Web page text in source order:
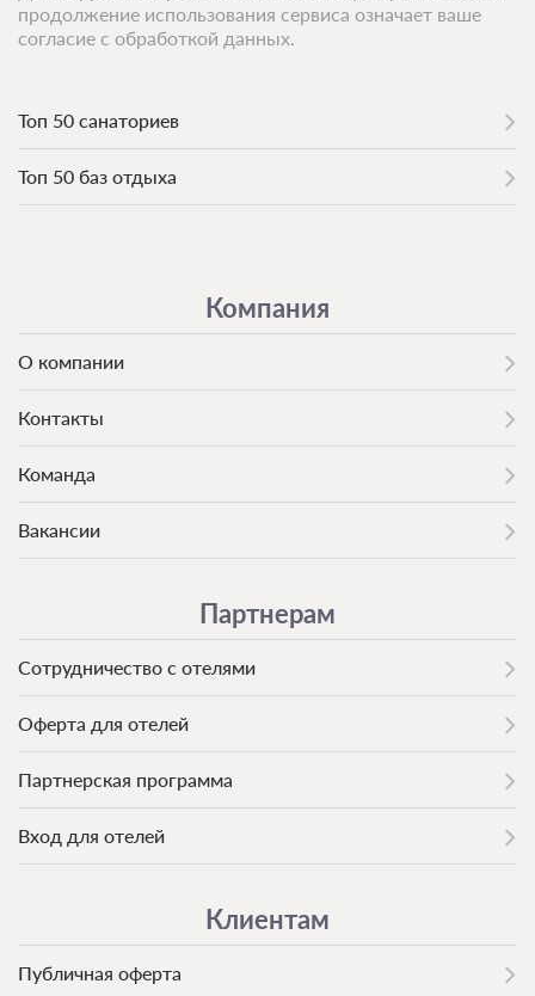
Топ 50 санаториев
Топ 50 баз отдыха
Компания
О компании
Контакты
Команда
Вакансии
Партнерам
Сотрудничество с отелями
Оферта для отелей
Партнерская программа
Вход для отелей
Клиентам
Публичная оферта
продолжение использования сервиса означает ваше
согласие с обработкой данных.